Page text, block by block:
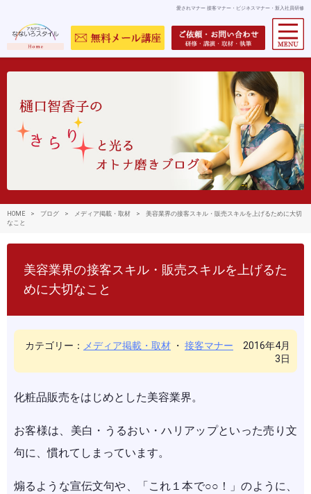
愛されマナー 接客マナー・ビジネスマナー・新入社員研修
HOME > ブログ > メディア掲載・取材 >
美容業界の接客スキル・販売スキルを上げるために大切
なこと
美容業界の接客スキル・販売スキルを上げるた
めに大切なこと
カテゴリー： メディア掲載・取材 ・ 接客マナー 2016年4月
3日
化粧品販売をはじめとした美容業界。
お客様は、美白・うるおい・ハリアップといった売り文
句に、慣れてしまっています。
煽るような宣伝文句や、「これ１本で○○！」のように、